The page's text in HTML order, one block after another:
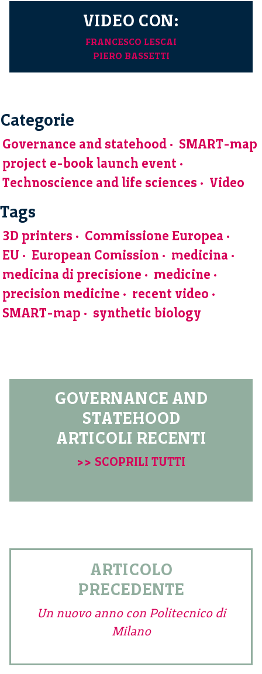
VIDEO CON:
FRANCESCO LESCAI
PIERO BASSETTI
Categorie
Governance and statehood
SMART-map
project e-book launch event
Technoscience and life sciences
Video
Tags
3D printers
Commissione Europea
EU
European Comission
medicina
medicina di precisione
medicine
precision medicine
recent video
SMART-map
synthetic biology
GOVERNANCE AND
STATEHOOD
ARTICOLI RECENTI
>> SCOPRILI TUTTI
ARTICOLO
PRECEDENTE
Un nuovo anno con Politecnico di
Milano